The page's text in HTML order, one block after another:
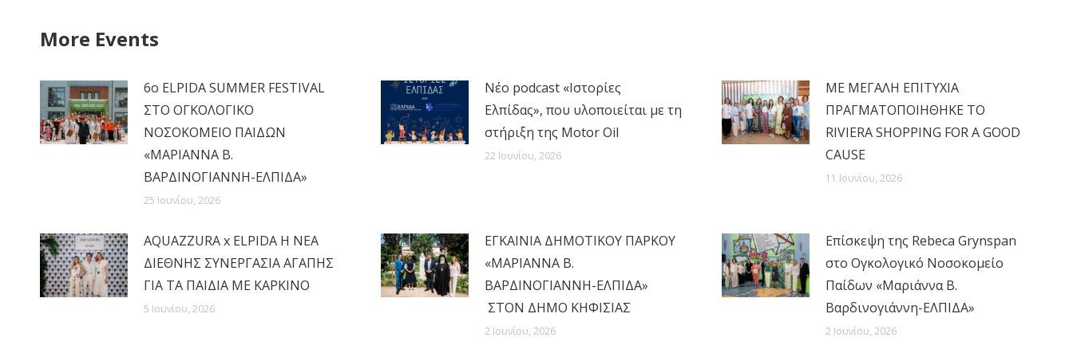
More Events
6ο ELPIDA SUMMER FESTIVAL
ΣΤΟ ΟΓΚΟΛΟΓΙΚΟ
ΝΟΣΟΚΟΜΕΙΟ ΠΑΙΔΩΝ
«ΜΑΡΙΑΝΝΑ Β.
ΒΑΡΔΙΝΟΓΙΑΝΝΗ-ΕΛΠΙΔΑ»
25 Ιουνίου, 2026
Νέο podcast «Ιστορίες
Ελπίδας», που υλοποιείται με τη
στήριξη της Motor Oil
22 Ιουνίου, 2026
MΕ ΜΕΓΑΛΗ ΕΠΙΤΥΧΙΑ
ΠΡΑΓΜΑΤΟΠΟΙΗΘΗΚΕ ΤΟ
RIVIERA SHOPPING FOR A GOOD
CAUSE
11 Ιουνίου, 2026
AQUAZZURA x ELPIDA Η ΝΕΑ
ΔΙΕΘΝΗΣ ΣΥΝΕΡΓΑΣΙΑ ΑΓΑΠΗΣ
ΓΙΑ ΤΑ ΠΑΙΔΙΑ ΜΕ ΚΑΡΚΙΝΟ
5 Ιουνίου, 2026
ΕΓΚΑΙΝΙΑ ΔΗΜΟΤΙΚΟΥ ΠΑΡΚΟΥ
«ΜΑΡΙΑΝΝΑ Β.
ΒΑΡΔΙΝΟΓΙΑΝΝΗ-ΕΛΠΙΔΑ»
ΣΤΟΝ ΔΗΜΟ ΚΗΦΙΣΙΑΣ
2 Ιουνίου, 2026
Επίσκεψη της Rebeca Grynspan
στο Ογκολογικό Νοσοκομείο
Παίδων «Μαριάννα Β.
Βαρδινογιάννη-ΕΛΠΙΔΑ»
2 Ιουνίου, 2026